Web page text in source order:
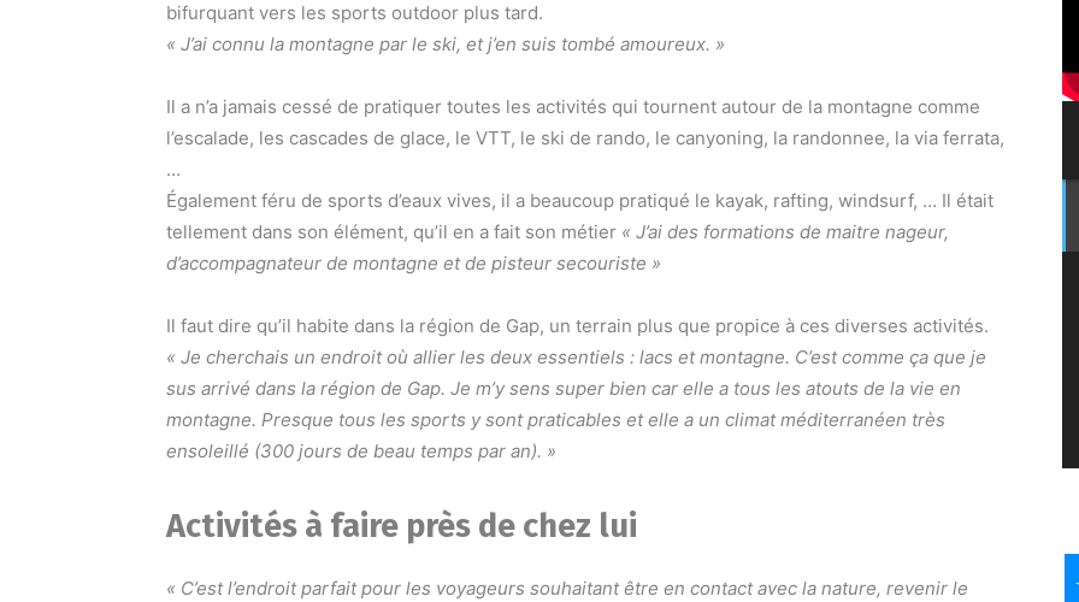
bifurquant vers les sports outdoor plus tard.
« J’ai connu la montagne par le ski, et j’en suis tombé amoureux. »
Il a n’a jamais cessé de pratiquer toutes les activités qui tournent autour de la montagne comme
l’escalade, les cascades de glace, le VTT, le ski de rando, le canyoning, la randonnee, la via ferrata,
…
Également féru de sports d’eaux vives, il a beaucoup pratiqué le kayak, rafting, windsurf, … Il était
tellement dans son élément, qu’il en a fait son métier « J’ai des formations de maitre nageur,
d’accompagnateur de montagne et de pisteur secouriste »
Il faut dire qu’il habite dans la région de Gap, un terrain plus que propice à ces diverses activités.
« Je cherchais un endroit où allier les deux essentiels : lacs et montagne. C’est comme ça que je
sus arrivé dans la région de Gap. Je m’y sens super bien car elle a tous les atouts de la vie en
montagne. Presque tous les sports y sont praticables et elle a un climat méditerranéen très
ensoleillé (300 jours de beau temps par an). »
Activités à faire près de chez lui
« C’est l’endroit parfait pour les voyageurs souhaitant être en contact avec la nature, revenir le